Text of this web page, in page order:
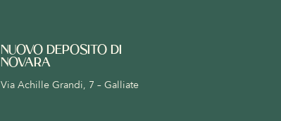
NUOVO DEPOSITO DI
NOVARA
Via Achille Grandi, 7 – Galliate